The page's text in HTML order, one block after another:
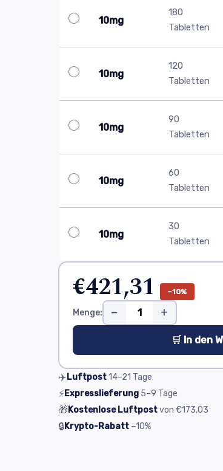
10mg
180
Tabletten
10mg
120
Tabletten
10mg
90
Tabletten
10mg
60
Tabletten
10mg
30
Tabletten
€421,31 −10%
Menge: − +
🛒 In den
✈️Luftpost14–21 Tage
⚡Expresslieferung 5–9 Tage
🎁Kostenlose Luftpostvon €173,03
🔒Krypto-Rabatt −10%